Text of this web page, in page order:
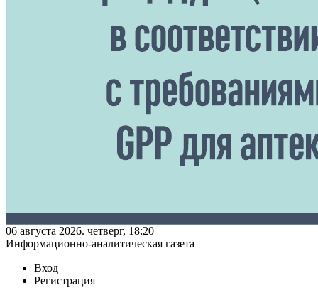
06 августа 2026. четверг, 18:20
Информационно-аналитическая газета
Вход
Регистрация